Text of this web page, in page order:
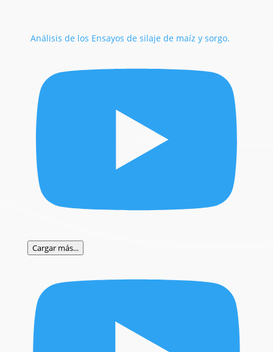
Análisis de los Ensayos de silaje de maíz y sorgo.
Cargar más...